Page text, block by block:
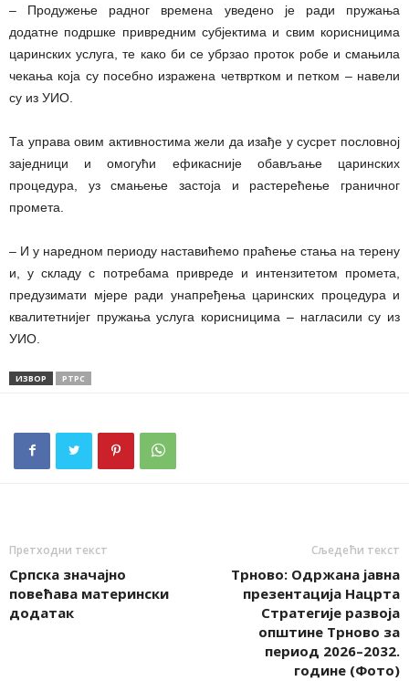
– Продужење радног времена уведено је ради пружања
додатне подршке привредним субјектима и свим корисницима
царинских услуга, те како би се убрзао проток робе и смањила
чекања која су посебно изражена четвртком и петком – навели
су из УИО.
Та управа овим активностима жели да изађе у сусрет пословној
заједници и омогући ефикасније обављање царинских
процедура, уз смањење застоја и растерећење граничног
промета.
– И у наредном периоду наставићемо праћење стања на терену
и, у складу с потребама привреде и интензитетом промета,
предузимати мјере ради унапређења царинских процедура и
квалитетнијег пружања услуга корисницима – нагласили су из
УИО.
ИЗВОР РТРС
Претходни текст
Српска значајно
повећава матерински
додатак
Сљедећи текст
Трново: Oдржана јавна
презентација Нацрта
Стратегије развоја
општине Трново за
период 2026–2032.
године (Фото)